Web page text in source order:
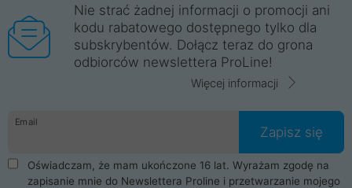
Nie strać żadnej informacji o promocji ani
kodu rabatowego dostępnego tylko dla
subskrybentów. Dołącz teraz do grona
odbiorców newslettera ProLine!
Więcej informacji
Email
Zapisz się
Oświadczam, że mam ukończone 16 lat. Wyrażam zgodę na
zapisanie mnie do Newslettera Proline i przetwarzanie mojego